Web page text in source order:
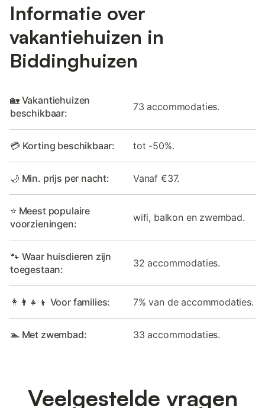
Informatie over
vakantiehuizen in
Biddinghuizen
🏡 Vakantiehuizen
beschikbaar:
73 accommodaties.
💳 Korting beschikbaar: tot -50%.
🌙 Min. prijs per nacht: Vanaf €37.
⭐ Meest populaire
voorzieningen:
wifi, balkon en zwembad.
🐾 Waar huisdieren zijn
toegestaan:
32 accommodaties.
👩‍👩‍👧‍👦 Voor families: 7% van de accommodaties.
🏊 Met zwembad: 33 accommodaties.
Veelgestelde vragen